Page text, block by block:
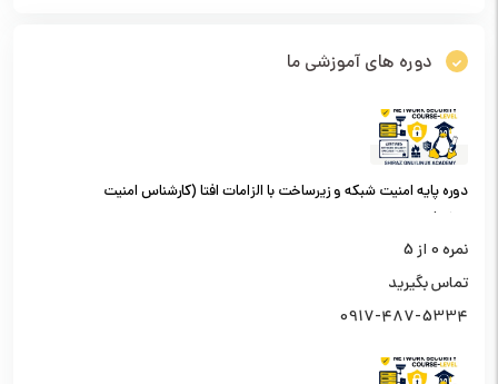
دوره های آموزشی ما
دوره پایه امنیت شبکه و زیرساخت با الزامات افتا (کارشناس امنیت
شبکه)
نمره0 از 5
تماس بگیرید
0917-487-5334